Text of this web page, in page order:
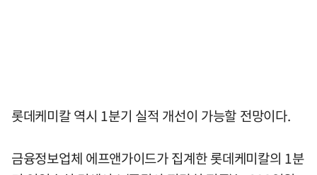
롯데케미칼 역시 1분기 실적 개선이 가능할 전망이다.
금융정보업체 에프앤가이드가 집계한 롯데케미칼의 1분